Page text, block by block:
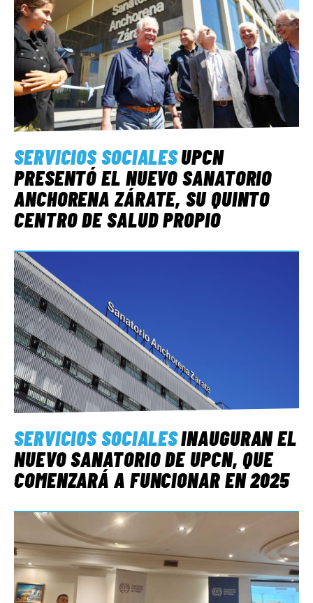
SERVICIOS SOCIALESUPCN
PRESENTÓ EL NUEVO SANATORIO
ANCHORENA ZÁRATE, SU QUINTO
CENTRO DE SALUD PROPIO
SERVICIOS SOCIALESINAUGURAN EL
NUEVO SANATORIO DE UPCN, QUE
COMENZARÁ A FUNCIONAR EN 2025